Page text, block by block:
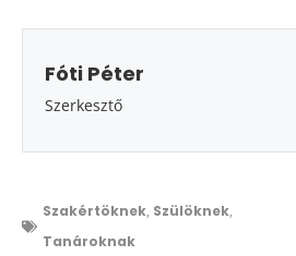
Fóti Péter
Szerkesztő
Szakértöknek, Szülöknek,
Tanároknak